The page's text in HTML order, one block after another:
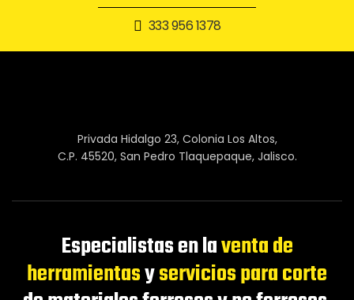
333 956 1378
Privada Hidalgo 23, Colonia Los Altos,
C.P. 45520, San Pedro Tlaquepaque, Jalisco.
Especialistas en laventa de
herramientasyservicios para corte